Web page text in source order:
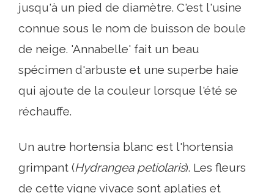
jusqu'à un pied de diamètre. C'est l'usine
connue sous le nom de buisson de boule
de neige. 'Annabelle' fait un beau
spécimen d'arbuste et une superbe haie
qui ajoute de la couleur lorsque l'été se
réchauffe.
Un autre hortensia blanc est l'hortensia
grimpant (Hydrangea petiolaris). Les fleurs
de cette vigne vivace sont aplaties et